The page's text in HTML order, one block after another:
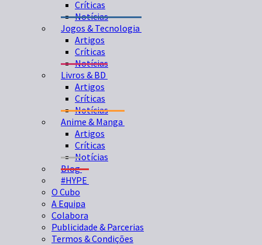
Críticas
Notícias
Jogos & Tecnologia
Artigos
Críticas
Notícias
Livros & BD
Artigos
Críticas
Notícias
Anime & Manga
Artigos
Críticas
Notícias
Blog
#HYPE
O Cubo
A Equipa
Colabora
Publicidade & Parcerias
Termos & Condições